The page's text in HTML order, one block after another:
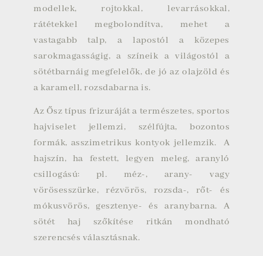
modellek, rojtokkal, levarrásokkal,
rátétekkel megbolondítva, mehet a
vastagabb talp, a lapostól a közepes
sarokmagasságig, a színeik a világostól a
sötétbarnáig megfelelők, de jó az olajzöld és
a karamell, rozsdabarna is.
Az Ősz típus frizuráját a természetes, sportos
hajviselet jellemzi, szélfújta, bozontos
formák, asszimetrikus kontyok jellemzik. A
hajszín, ha festett, legyen meleg, aranyló
csillogású: pl. méz-, arany- vagy
vörösesszürke, rézvörös, rozsda-, rőt- és
mókusvörös, gesztenye- és aranybarna. A
sötét haj szőkítése ritkán mondható
szerencsés választásnak.